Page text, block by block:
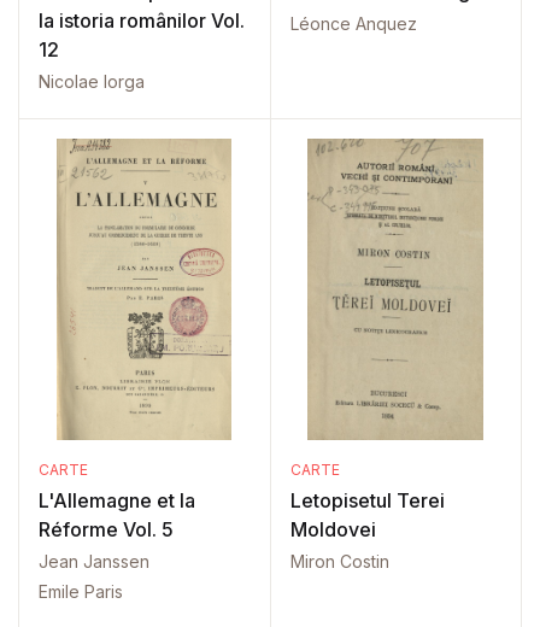
la istoria românilor Vol.
12
Nicolae Iorga
Léonce Anquez
CARTE
L'Allemagne et la
Réforme Vol. 5
Jean Janssen
Emile Paris
CARTE
Letopisetul Terei
Moldovei
Miron Costin